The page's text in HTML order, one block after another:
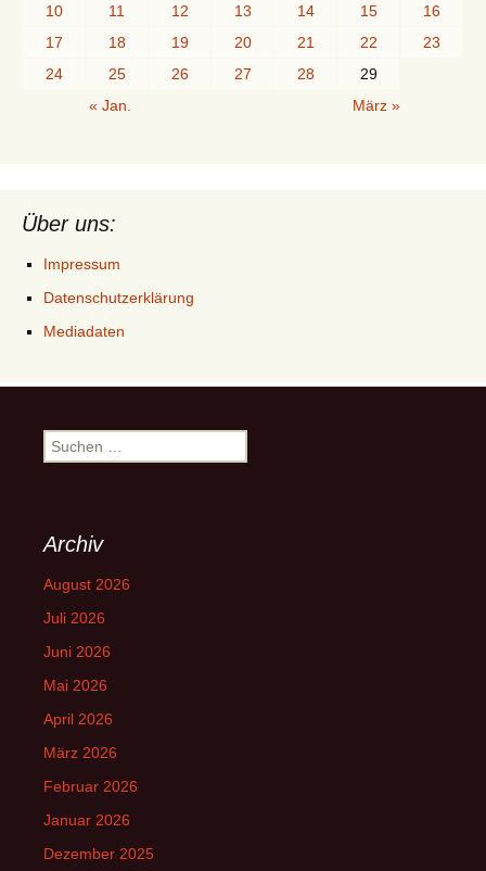
10
11 12 13 14 15
16
17
18 19 20 21 22
23
24
25 26 27 28
29
« Jan.
März »
Über uns:
Impressum
Datenschutzerklärung
Mediadaten
Suchen
nach:
Archiv
August 2026
Juli 2026
Juni 2026
Mai 2026
April 2026
März 2026
Februar 2026
Januar 2026
Dezember 2025